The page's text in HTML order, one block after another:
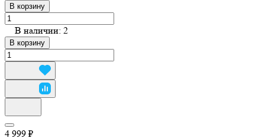
В корзину
В наличии: 2
В корзину
4 999 ₽